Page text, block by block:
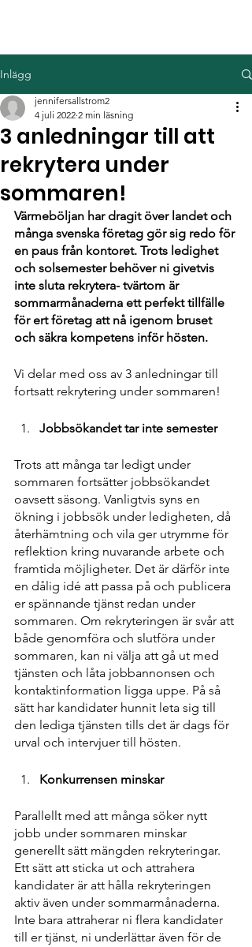
Inlägg
3 anledningar till att
rekrytera under
sommaren!
jennifersallstrom2
4 juli 2022 2 min läsning
Värmeböljan har dragit över landet och
många svenska företag gör sig redo för
en paus från kontoret. Trots ledighet
och solsemester behöver ni givetvis
inte sluta rekrytera- tvärtom är
sommarmånaderna ett perfekt tillfälle
för ert företag att nå igenom bruset
och säkra kompetens inför hösten.
Vi delar med oss av 3 anledningar till
fortsatt rekrytering under sommaren!
Jobbsökandet tar inte semester
Trots att många tar ledigt under
sommaren fortsätter jobbsökandet
oavsett säsong. Vanligtvis syns en
ökning i jobbsök under ledigheten, då
återhämtning och vila ger utrymme för
reflektion kring nuvarande arbete och
framtida möjligheter. Det är därför inte
en dålig idé att passa på och publicera
er spännande tjänst redan under
sommaren. Om rekryteringen är svår att
både genomföra och slutföra under
sommaren, kan ni välja att gå ut med
tjänsten och låta jobbannonsen och
kontaktinformation ligga uppe. På så
sätt har kandidater hunnit leta sig till
den lediga tjänsten tills det är dags för
urval och intervjuer till hösten.
Konkurrensen minskar
Parallellt med att många söker nytt
jobb under sommaren minskar
generellt sätt mängden rekryteringar.
Ett sätt att sticka ut och attrahera
kandidater är att hålla rekryteringen
aktiv även under sommarmånaderna.
Inte bara attraherar ni flera kandidater
till er tjänst, ni underlättar även för de